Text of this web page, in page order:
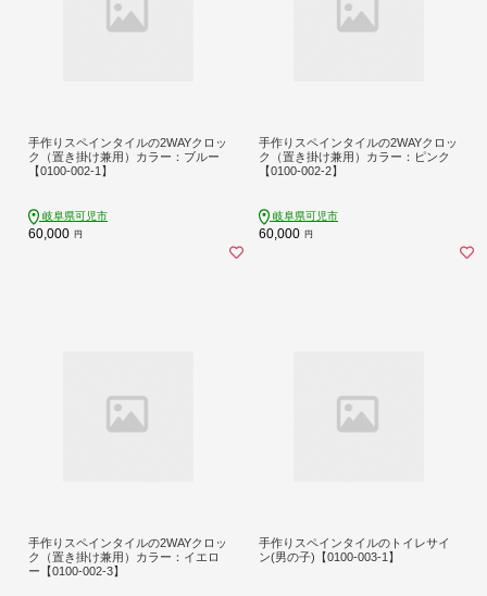
手作りスペインタイルの2WAYクロッ
ク（置き掛け兼用）カラー：ブルー
【0100-002-1】
岐阜県可児市
60,000 円
手作りスペインタイルの2WAYクロッ
ク（置き掛け兼用）カラー：ピンク
【0100-002-2】
岐阜県可児市
60,000 円
手作りスペインタイルの2WAYクロッ
ク（置き掛け兼用）カラー：イエロ
ー【0100-002-3】
手作りスペインタイルのトイレサイ
ン(男の子)【0100-003-1】